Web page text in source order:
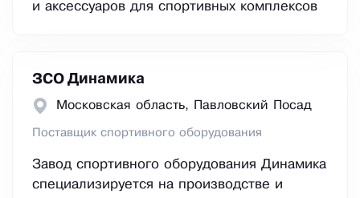
и аксессуаров для спортивных комплексов
ЗСО Динамика
Московская область, Павловский Посад
Поставщик спортивного оборудования
Завод спортивного оборудования Динамика
специализируется на производстве и